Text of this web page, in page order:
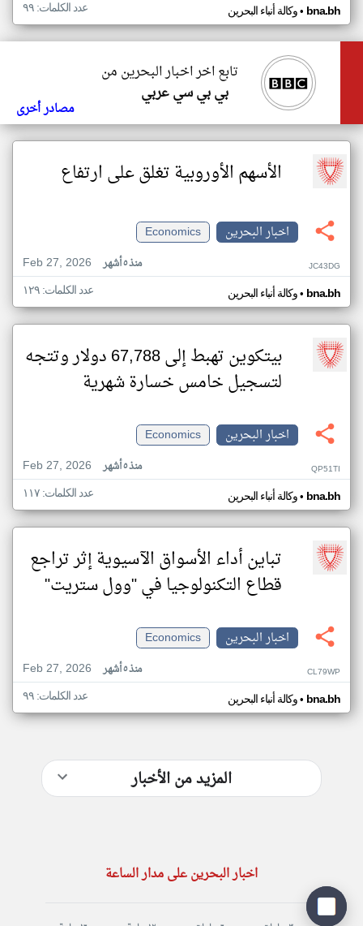
وكالة أنباء البحرين• bna.bh عدد الكلمات: ٩٩
تابع اخر اخبار البحرين من
بي بي سي عربي
مصادر أخرى
الأسهم الأوروبية تغلق على ارتفاع
اخبار البحرين
Economics
Feb 27, 2026
منذ ٥ أشهر JC43DG
وكالة أنباء البحرين• bna.bh عدد الكلمات: ١٢٩
بيتكوين تهبط إلى 67,788 دولار وتتجه
لتسجيل خامس خسارة شهرية
اخبار البحرين
Economics
Feb 27, 2026
منذ ٥ أشهر QP51TI
وكالة أنباء البحرين• bna.bh عدد الكلمات: ١١٧
تباين أداء الأسواق الآسيوية إثر تراجع
قطاع التكنولوجيا في "وول ستريت"
اخبار البحرين
Economics
Feb 27, 2026
منذ ٥ أشهر CL79WP
وكالة أنباء البحرين• bna.bh عدد الكلمات: ٩٩
المزيد من الأخبار
اخبار البحرين على مدار الساعة